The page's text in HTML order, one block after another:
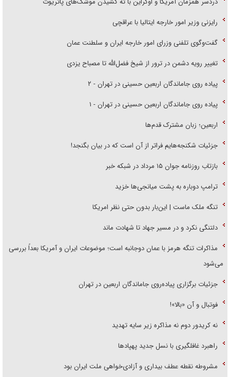
رایزنی وزیر امور خارجه ایتالیا با عراقچی
گفت‌وگوی تلفنی وزرای امور خارجه ایران و سلطنت عمان
تغییر رویه دشمن در ترور از شیخ فضل‌الله تا مصباح یزدی
پیاده روی جاماندگان اربعین حسینی در تهران - ۲
پیاده روی جاماندگان اربعین حسینی در تهران - ۱
اربعین؛ زبان مشترک قدم‌ها
جزئیات شکنجه‌هایم فراتر از آن است که در بیان بگنجد!
بازتاب روزنامه جوان ۱۵ مرداد در شبکه خبر
ترامپ دوباره به پشت میانجی‌ها خزید
تنگه ملک ماست | این‌بار بدون حتی نظر امریکا
دلتنگی نکرد و در مسیر جهاد تا شهادت ماند
مذاکرات تنگه هرمز با عمان دوجانبه است؛ موضوعات ایران و آمریکا بعداً بررسی
می‌شود
جزئیات برگزاری پیاده‌روی جاماندگان اربعین در تهران
فوتبال و آن «بالا»!
نه کریدور دوم نه مذاکره زیر سایه تهدید
راهبرد غافلگیری با نسل جدید پهپاد‌ها
مشروطه نقطه عطف بیداری و آزادی‌خواهی ملت ایران بود